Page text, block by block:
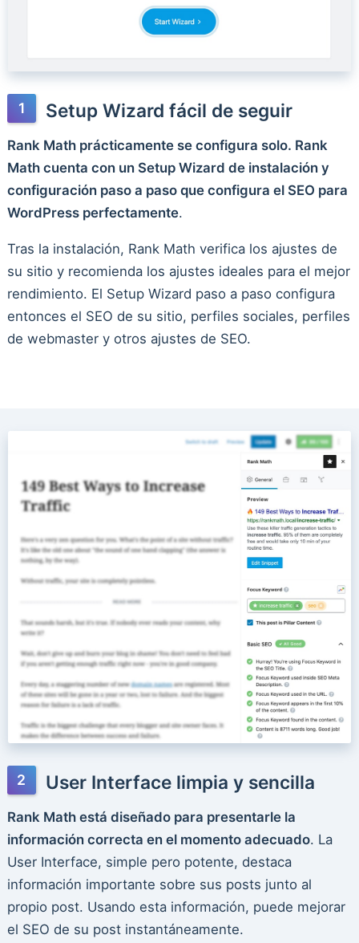
Setup Wizard fácil de seguir
Rank Math prácticamente se configura solo. Rank
Math cuenta con un Setup Wizard de instalación y
configuración paso a paso que configura el SEO para
WordPress perfectamente.
Tras la instalación, Rank Math verifica los ajustes de
su sitio y recomienda los ajustes ideales para el mejor
rendimiento. El Setup Wizard paso a paso configura
entonces el SEO de su sitio, perfiles sociales, perfiles
de webmaster y otros ajustes de SEO.
User Interface limpia y sencilla
Rank Math está diseñado para presentarle la
información correcta en el momento adecuado. La
User Interface, simple pero potente, destaca
información importante sobre sus posts junto al
propio post. Usando esta información, puede mejorar
el SEO de su post instantáneamente.